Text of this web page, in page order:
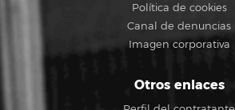
Política de cookies
Canal de denuncias
Imagen corporativa
Otros enlaces